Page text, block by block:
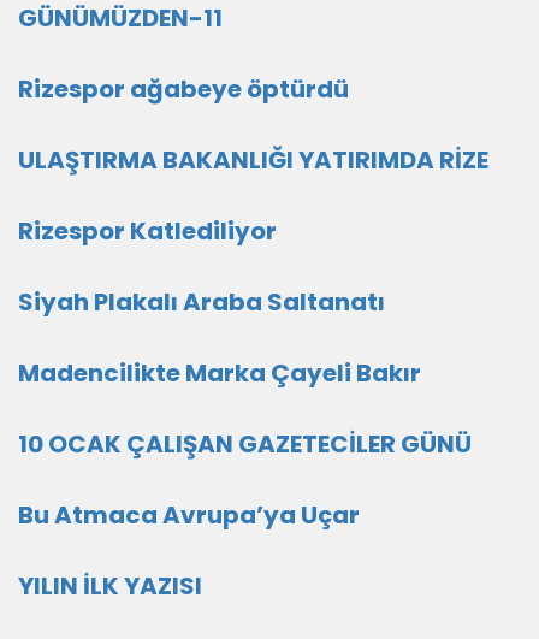
GÜNÜMÜZDEN-11
Rizespor ağabeye öptürdü
ULAŞTIRMA BAKANLIĞI YATIRIMDA RİZE
Rizespor Katlediliyor
Siyah Plakalı Araba Saltanatı
Madencilikte Marka Çayeli Bakır
10 OCAK ÇALIŞAN GAZETECİLER GÜNÜ
Bu Atmaca Avrupa’ya Uçar
YILIN İLK YAZISI